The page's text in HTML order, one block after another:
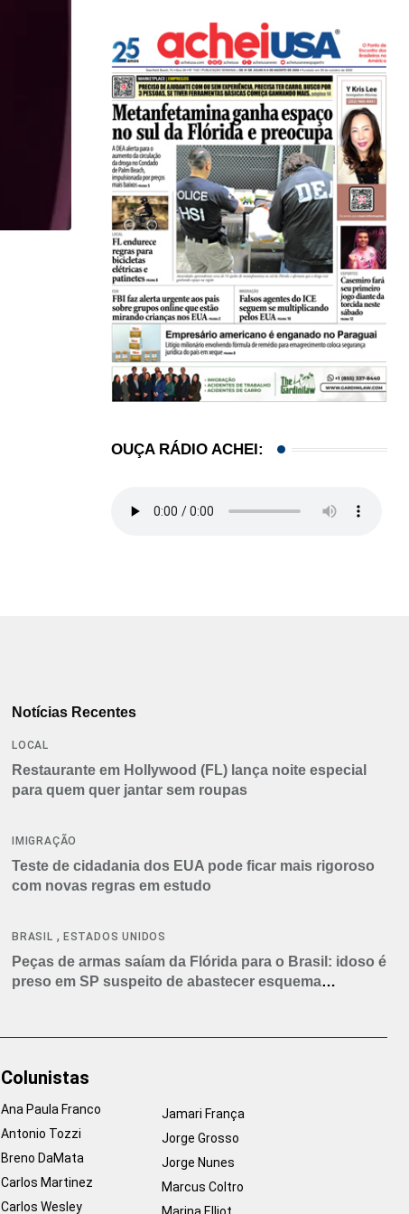
CARLOS WESLEY ESPORTES
Palmeiras e Flamengo vencem bem na retomada
23/07/2026
OUÇA RÁDIO ACHEI:
Notícias Recentes
LOCAL
Restaurante em Hollywood (FL) lança noite especial
para quem quer jantar sem roupas
IMIGRAÇÃO
Teste de cidadania dos EUA pode ficar mais rigoroso
com novas regras em estudo
BRASIL , ESTADOS UNIDOS
Peças de armas saíam da Flórida para o Brasil: idoso é
preso em SP suspeito de abastecer esquema
Colunistas
Ana Paula Franco
Antonio Tozzi
Breno DaMata
Carlos Martinez
Carlos Wesley
Jamari França
Jorge Grosso
Jorge Nunes
Marcus Coltro